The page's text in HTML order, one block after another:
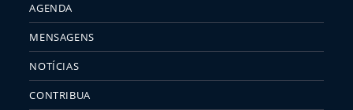
AGENDA
MENSAGENS
NOTÍCIAS
CONTRIBUA